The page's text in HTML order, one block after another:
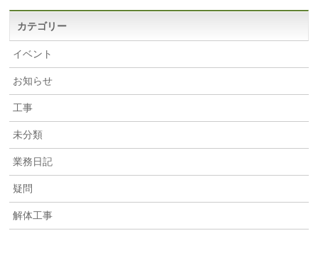
カテゴリー
イベント
お知らせ
工事
未分類
業務日記
疑問
解体工事